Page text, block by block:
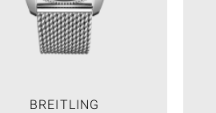
BREITLING